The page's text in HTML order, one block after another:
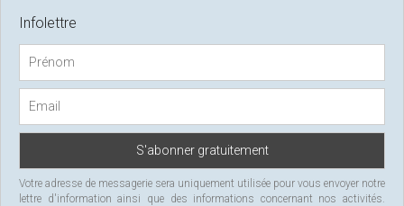
c
r
Infolettre
Votre adresse de messagerie sera uniquement utilisée pour vous envoyer notre
lettre d'information ainsi que des informations concernant nos activités.